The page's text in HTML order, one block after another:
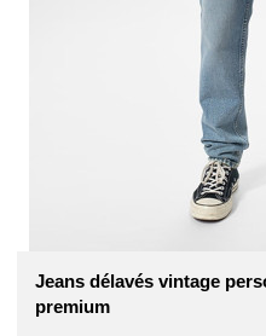
Jeans délavés vintage
premium